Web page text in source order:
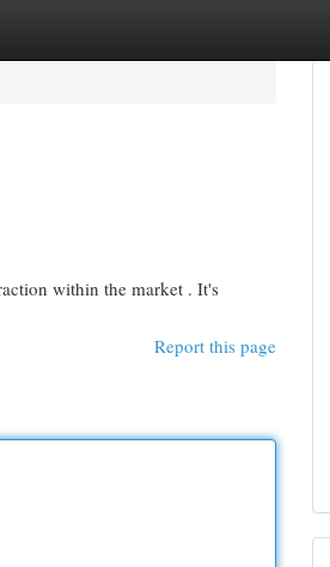
within the market . It's
Report this page